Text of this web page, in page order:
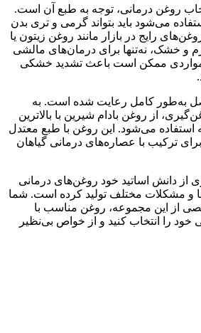
روغن درمانی، توجه به طبع آن است.
می‌شود باید بتواند گرمی و تری بدن
رایج در بازار مانند روغن زیتون یا
و خشک، نه‌تنها برای درمان‌های مالشی
مواردی ممکن است باعث تشدید خشکی
به‌طور کامل رعایت شده است. به
از روغن بادام شیرین با بالاترین
استفاده می‌شود. این روغن با طبع معتدل
ترکیب با عصاره‌های درمانی گیاهان
از دانش اساتید خود روغن‌های درمانی
و مشکلات مختلف تولید کرده است. شما
از این مجموعه، روغن مناسب با
خود را انتخاب کنید و از خواص بی‌نظیر